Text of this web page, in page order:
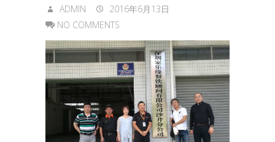
ADMIN
2016年6月13日
NO COMMENTS